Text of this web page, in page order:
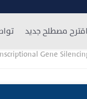
اقترح مصطلح جديد
Gene